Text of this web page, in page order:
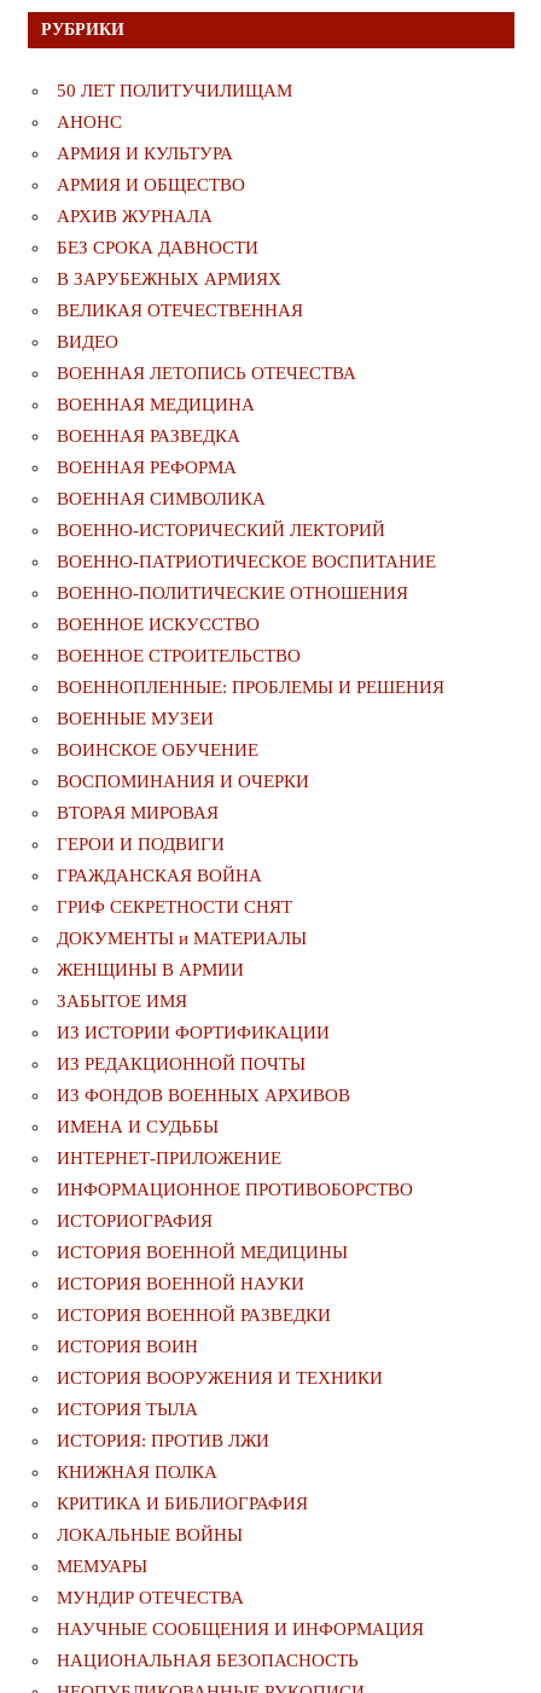
РУБРИКИ
50 ЛЕТ ПОЛИТУЧИЛИЩАМ
АНОНС
АРМИЯ И КУЛЬТУРА
АРМИЯ И ОБЩЕСТВО
АРХИВ ЖУРНАЛА
БЕЗ СРОКА ДАВНОСТИ
В ЗАРУБЕЖНЫХ АРМИЯХ
ВЕЛИКАЯ ОТЕЧЕСТВЕННАЯ
ВИДЕО
ВОЕННАЯ ЛЕТОПИСЬ ОТЕЧЕСТВА
ВОЕННАЯ МЕДИЦИНА
ВОЕННАЯ РАЗВЕДКА
ВОЕННАЯ РЕФОРМА
ВОЕННАЯ СИМВОЛИКА
ВОЕННО-ИСТОРИЧЕСКИЙ ЛЕКТОРИЙ
ВОЕННО-ПАТРИОТИЧЕСКОЕ ВОСПИТАНИЕ
ВОЕННО-ПОЛИТИЧЕСКИE ОТНОШЕНИЯ
ВОЕННОЕ ИСКУССТВО
ВОЕННОЕ СТРОИТЕЛЬСТВО
ВОЕННОПЛЕННЫЕ: ПРОБЛЕМЫ И РЕШЕНИЯ
ВОЕННЫЕ МУЗЕИ
ВОИНСКОЕ ОБУЧЕНИЕ
ВОСПОМИНАНИЯ И ОЧЕРКИ
ВТОРАЯ МИРОВАЯ
ГЕРОИ И ПОДВИГИ
ГРАЖДАНСКАЯ ВОЙНА
ГРИФ СЕКРЕТНОСТИ СНЯТ
ДОКУМЕНТЫ и МАТЕРИАЛЫ
ЖЕНЩИНЫ В АРМИИ
ЗАБЫТОЕ ИМЯ
ИЗ ИСТОРИИ ФОРТИФИКАЦИИ
ИЗ РЕДАКЦИОННОЙ ПОЧТЫ
ИЗ ФОНДОВ ВОЕННЫХ АРХИВОВ
ИМЕНА И СУДЬБЫ
ИНТЕРНЕТ-ПРИЛОЖЕНИЕ
ИНФОРМАЦИОННОЕ ПРОТИВОБОРСТВО
ИСТОРИОГРАФИЯ
ИСТОРИЯ ВОЕННОЙ МЕДИЦИНЫ
ИСТОРИЯ ВОЕННОЙ НАУКИ
ИСТОРИЯ ВОЕННОЙ РАЗВЕДКИ
ИСТОРИЯ ВОИН
ИСТОРИЯ ВООРУЖЕНИЯ И ТЕХНИКИ
ИСТОРИЯ ТЫЛА
ИСТОРИЯ: ПРОТИВ ЛЖИ
КНИЖНАЯ ПОЛКА
КРИТИКА И БИБЛИОГРАФИЯ
ЛОКАЛЬНЫЕ ВОЙНЫ
МЕМУАРЫ
МУНДИР ОТЕЧЕСТВА
НАУЧНЫЕ СООБЩЕНИЯ И ИНФОРМАЦИЯ
НАЦИОНАЛЬНАЯ БЕЗОПАСНОСТЬ